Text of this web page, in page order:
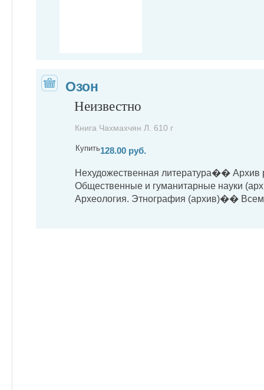
Озон
Неизвестно
Книга Чахмахчян Л. 610 г
Купить128.00 руб.
Нехудожественная литература��
Общественные и гуманитарные науки
Археология. Этнография (архив)��